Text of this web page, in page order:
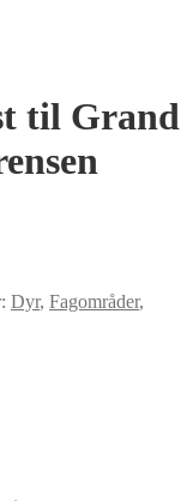
til Grand
Dyr, Fagområder,